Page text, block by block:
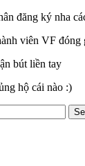
đăng ký nha
viên VF đóng
bút liền tay
hộ cái nào :)